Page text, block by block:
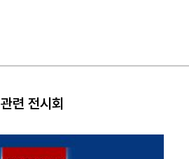
관련 전시회